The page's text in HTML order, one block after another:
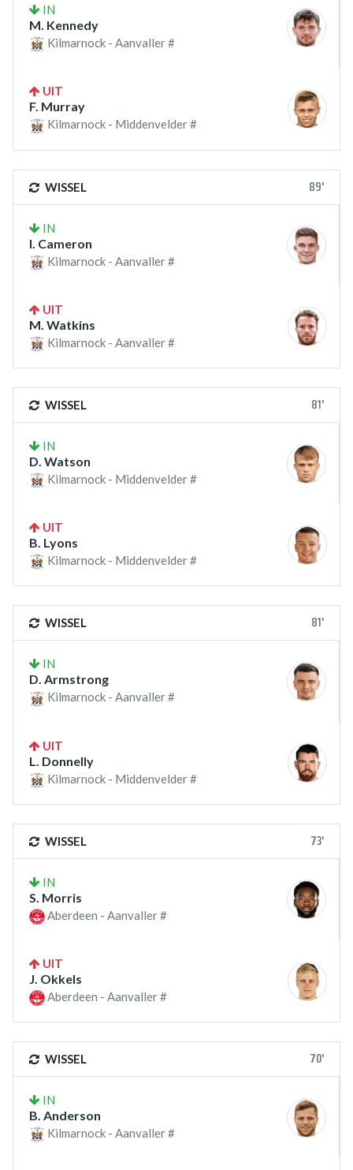
IN
M. Kennedy
Kilmarnock - Aanvaller #
UIT
F. Murray
Kilmarnock - Middenvelder #
WISSEL 89'
IN
I. Cameron
Kilmarnock - Aanvaller #
UIT
M. Watkins
Kilmarnock - Aanvaller #
WISSEL 81'
IN
D. Watson
Kilmarnock - Middenvelder #
UIT
B. Lyons
Kilmarnock - Middenvelder #
WISSEL 81'
IN
D. Armstrong
Kilmarnock - Aanvaller #
UIT
L. Donnelly
Kilmarnock - Middenvelder #
WISSEL 73'
IN
S. Morris
Aberdeen - Aanvaller #
UIT
J. Okkels
Aberdeen - Aanvaller #
WISSEL 70'
IN
B. Anderson
Kilmarnock - Aanvaller #